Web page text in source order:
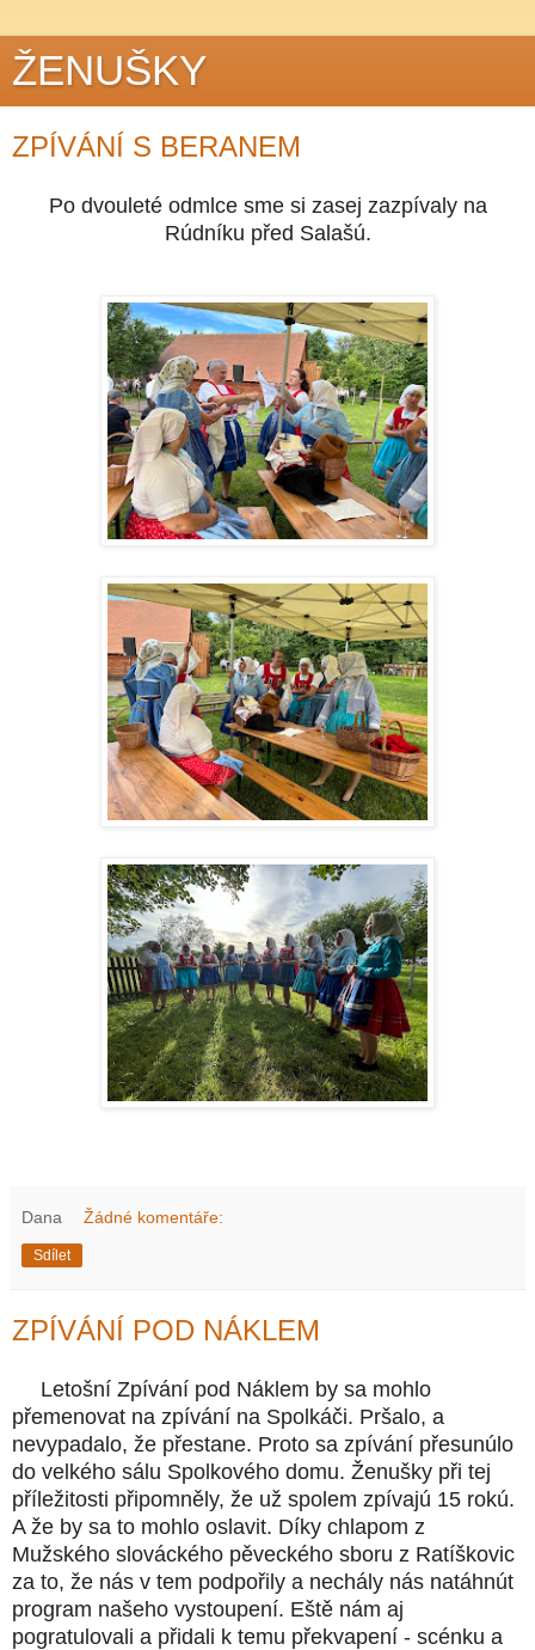
ŽENUŠKY
ZPÍVÁNÍ S BERANEM
Po dvouleté odmlce sme si zasej zazpívaly na
Rúdníku před Salašú.
Dana Žádné komentáře:
Sdílet
ZPÍVÁNÍ POD NÁKLEM
Letošní Zpívání pod Náklem by sa mohlo
přemenovat na zpívání na Spolkáči. Pršalo, a
nevypadalo, že přestane. Proto sa zpívání přesunúlo
do velkého sálu Spolkového domu. Ženušky při tej
příležitosti připomněly, že už spolem zpívajú 15 rokú.
A že by sa to mohlo oslavit. Díky chlapom z
Mužského slováckého pěveckého sboru z Ratíškovic
za to, že nás v tem podpořily a nechály nás natáhnút
program našeho vystoupení. Eště nám aj
pogratulovali a přidali k temu překvapení - scénku a